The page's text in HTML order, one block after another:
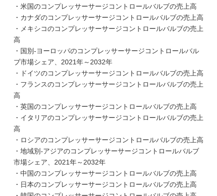
・米国のコンプレッサーサージコントロールバルブの売上高
・カナダのコンプレッサーサージコントロールバルブの売上高
・メキシコのコンプレッサーサージコントロールバルブの売上
高
・国別-ヨーロッパのコンプレッサーサージコントロールバル
ブ市場シェア、2021年～2032年
・ドイツのコンプレッサーサージコントロールバルブの売上高
・フランスのコンプレッサーサージコントロールバルブの売上
高
・英国のコンプレッサーサージコントロールバルブの売上高
・イタリアのコンプレッサーサージコントロールバルブの売上
高
・ロシアのコンプレッサーサージコントロールバルブの売上高
・地域別-アジアのコンプレッサーサージコントロールバルブ
市場シェア、2021年～2032年
・中国のコンプレッサーサージコントロールバルブの売上高
・日本のコンプレッサーサージコントロールバルブの売上高